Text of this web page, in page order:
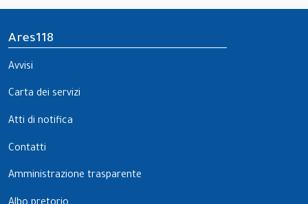
Ares118
Avvisi
Carta dei servizi
Atti di notifica
Contatti
Amministrazione trasparente